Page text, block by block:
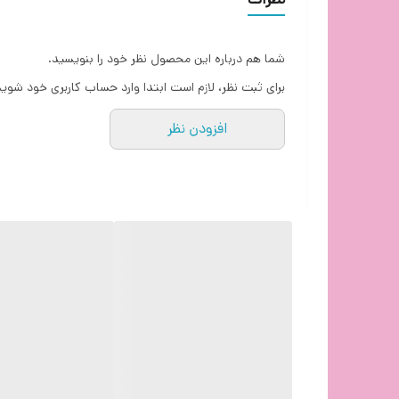
شما هم درباره این محصول نظر خود را بنویسید.
برای ثبت نظر، لازم است ابتدا وارد حساب کاربری خود
افزودن نظر